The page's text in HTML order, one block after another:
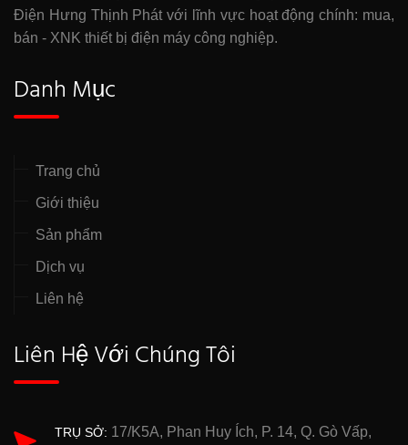
Điện Hưng Thịnh Phát với lĩnh vực hoạt động chính: mua,
bán - XNK thiết bị điện máy công nghiệp.
Danh Mục
Trang chủ
Giới thiệu
Sản phẩm
Dịch vụ
Liên hệ
Liên Hệ Với Chúng Tôi
TRỤ SỞ: 17/K5A, Phan Huy Ích, P. 14, Q. Gò Vấp,